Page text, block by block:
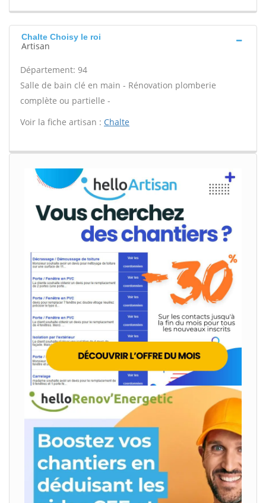
Chalte Choisy le roi
Artisan
Département: 94
Salle de bain clé en main - Rénovation plomberie
complète ou partielle -
Voir la fiche artisan : Chalte